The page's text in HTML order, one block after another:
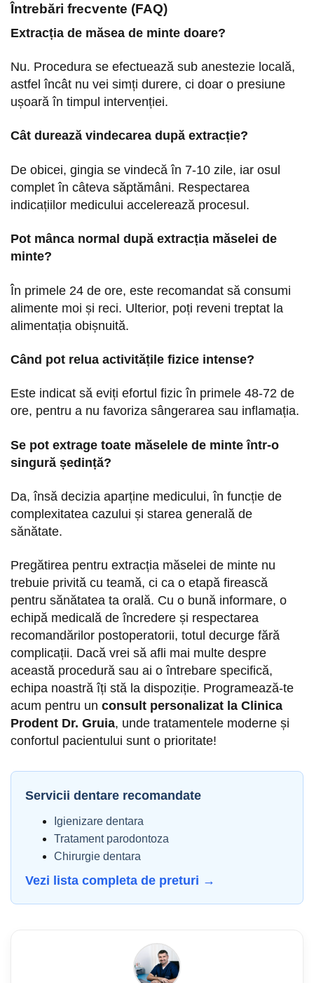
Întrebări frecvente (FAQ)
Extracția de măsea de minte doare?
Nu. Procedura se efectuează sub anestezie locală,
astfel încât nu vei simți durere, ci doar o presiune
ușoară în timpul intervenției.
Cât durează vindecarea după extracție?
De obicei, gingia se vindecă în 7-10 zile, iar osul
complet în câteva săptămâni. Respectarea
indicațiilor medicului accelerează procesul.
Pot mânca normal după extracția măselei de
minte?
În primele 24 de ore, este recomandat să consumi
alimente moi și reci. Ulterior, poți reveni treptat la
alimentația obișnuită.
Când pot relua activitățile fizice intense?
Este indicat să eviți efortul fizic în primele 48-72 de
ore, pentru a nu favoriza sângerarea sau inflamația.
Se pot extrage toate măselele de minte într-o
singură ședință?
Da, însă decizia aparține medicului, în funcție de
complexitatea cazului și starea generală de
sănătate.
Pregătirea pentru extracția măselei de minte nu
trebuie privită cu teamă, ci ca o etapă firească
pentru sănătatea ta orală. Cu o bună informare, o
echipă medicală de încredere și respectarea
recomandărilor postoperatorii, totul decurge fără
complicații. Dacă vrei să afli mai multe despre
această procedură sau ai o întrebare specifică,
echipa noastră îți stă la dispoziție. Programează-te
acum pentru un consult personalizat la Clinica
Prodent Dr. Gruia, unde tratamentele moderne și
confortul pacientului sunt o prioritate!
Servicii dentare recomandate
Igienizare dentara
Tratament parodontoza
Chirurgie dentara
Vezi lista completa de preturi →